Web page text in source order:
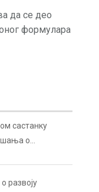
да се део
формулара
састанку
о
извора у
развоју